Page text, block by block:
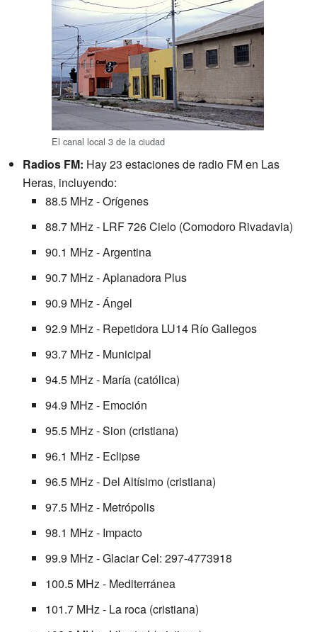
El canal local 3 de la ciudad
Radios FM: Hay 23 estaciones de radio FM en Las
Heras, incluyendo:
88.5 MHz - Orígenes
88.7 MHz - LRF 726 Cielo (Comodoro Rivadavia)
90.1 MHz - Argentina
90.7 MHz - Aplanadora Plus
90.9 MHz - Ángel
92.9 MHz - Repetidora LU14 Río Gallegos
93.7 MHz - Municipal
94.5 MHz - María (católica)
94.9 MHz - Emoción
95.5 MHz - Sion (cristiana)
96.1 MHz - Eclipse
96.5 MHz - Del Altísimo (cristiana)
97.5 MHz - Metrópolis
98.1 MHz - Impacto
99.9 MHz - Glaciar Cel: 297-4773918
100.5 MHz - Mediterránea
101.7 MHz - La roca (cristiana)